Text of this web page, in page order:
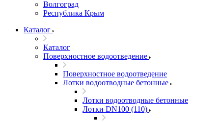
Волгоград
Республика Крым
Каталог
Каталог
Поверхностное водоотведение
Поверхностное водоотведение
Лотки водоотводные бетонные
Лотки водоотводные бетонные
Лотки DN100 (110)